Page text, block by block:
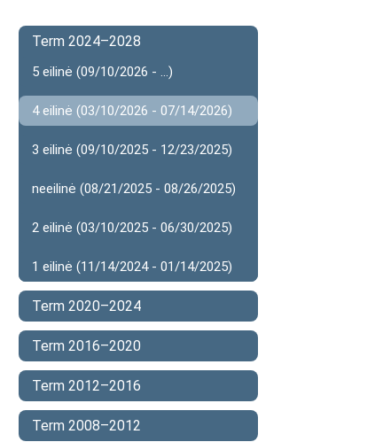
Term 2024–2028
5 eilinė (09/10/2026 - ...)
4 eilinė (03/10/2026 - 07/14/2026)
3 eilinė (09/10/2025 - 12/23/2025)
neeilinė (08/21/2025 - 08/26/2025)
2 eilinė (03/10/2025 - 06/30/2025)
1 eilinė (11/14/2024 - 01/14/2025)
Term 2020–2024
Term 2016–2020
Term 2012–2016
Term 2008–2012